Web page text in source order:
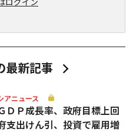
最新記事
アニュース
ＤＰ成長率、政府目標上回
支出けん引、投資で雇用増